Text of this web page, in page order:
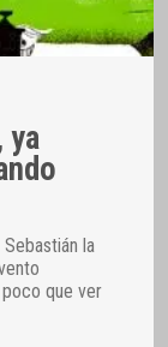
ya
la
que ver